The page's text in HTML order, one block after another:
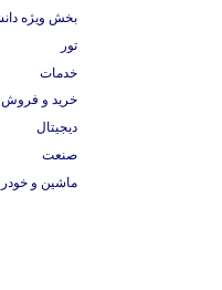
بخش ویژه
تور
خدمات
خرید و فروش
دیجیتال
صنعت
ماشین و